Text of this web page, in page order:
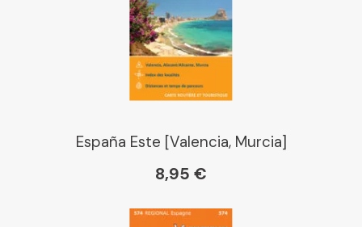
España Este [Valencia, Murcia]
8,95 €